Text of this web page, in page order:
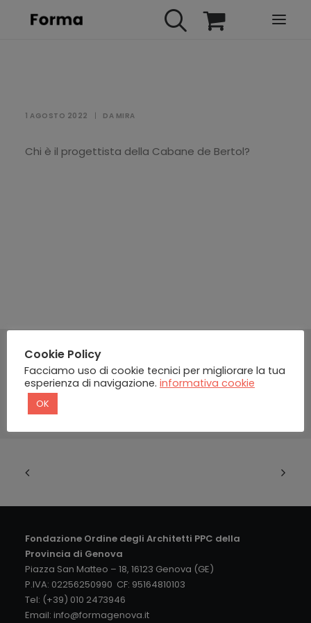
IN PRESENZA
E-LEARNING
1 AGOSTO 2022 DA MIRA
Chi è il progettista della Cabane de Bertol?
Fondazione Ordine degli Architetti PPC della
Provincia di Genova
Piazza San Matteo – 18, 16123 Genova (GE)
P.IVA: 02256250990 CF: 95164810103
Tel: (+39) 010 2473946
Email: info@formagenova.it
Cookie Policy
Facciamo uso di cookie tecnici per migliorare la tua
esperienza di navigazione. informativa cookie
OK